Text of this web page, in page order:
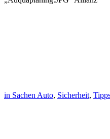
in Sachen Auto, Sicherheit,